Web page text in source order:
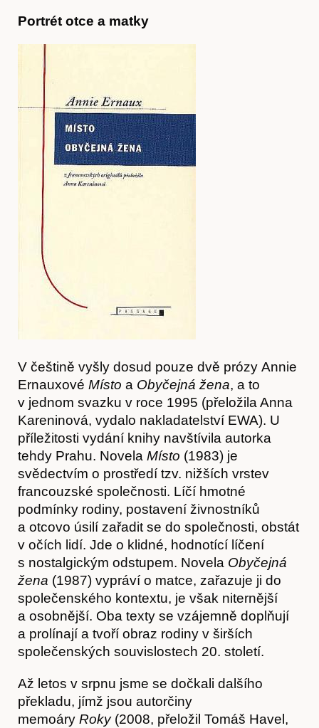
Časopis
Hostcast
Portrét otce a matky
V češtině vyšly dosud pouze dvě prózy Annie
Ernauxové Místo a Obyčejná žena, a to
v jednom svazku v roce 1995 (přeložila Anna
Kareninová, vydalo nakladatelství EWA). U
příležitosti vydání knihy navštívila autorka
tehdy Prahu. Novela Místo (1983) je
svědectvím o prostředí tzv. nižších vrstev
francouzské společnosti. Líčí hmotné
podmínky rodiny, postavení živnostníků
a otcovo úsilí zařadit se do společnosti, obstát
v očích lidí. Jde o klidné, hodnotící líčení
s nostalgickým odstupem. Novela Obyčejná
žena (1987) vypráví o matce, zařazuje ji do
společenského kontextu, je však niternější
a osobnější. Oba texty se vzájemně doplňují
a prolínají a tvoří obraz rodiny v širších
společenských souvislostech 20. století.
Až letos v srpnu jsme se dočkali dalšího
překladu, jímž jsou autorčiny
memoáry Roky(2008, přeložil Tomáš Havel,